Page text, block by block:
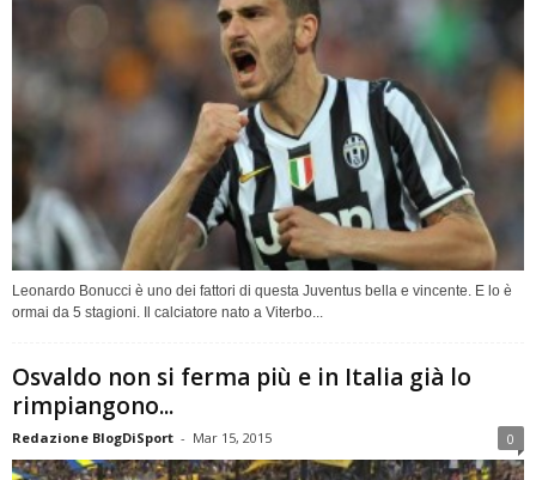
Leonardo Bonucci è uno dei fattori di questa Juventus bella e vincente. E lo è
ormai da 5 stagioni. Il calciatore nato a Viterbo...
Osvaldo non si ferma più e in Italia già lo
rimpiangono...
Redazione BlogDiSport - Mar 15, 2015 0